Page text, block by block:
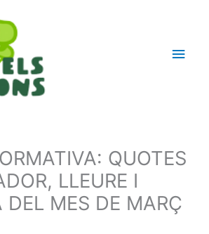
QUOTES
LLEURE I
DEL MES DE MARÇ